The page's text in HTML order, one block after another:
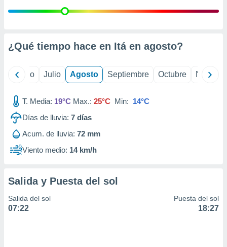
e
publicidad
publicidad
de
1199
¿Qué tiempo hace en Itá en agosto?
Junio Julio Agosto Septiembre Octubre
T. Media: 19°C Max.: 25°C Min: 14°C
Días de lluvia: 7 días
Acum. de lluvia: 72 mm
Viento medio: 14 km/h
Salida y Puesta del sol
Salida del sol
07:22
Puesta del sol
18:27